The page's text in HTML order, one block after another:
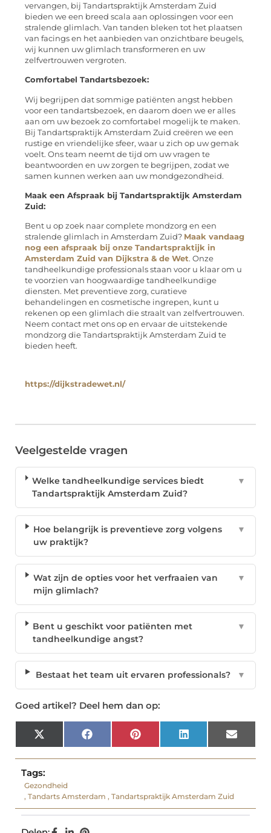
vervangen, bij Tandartspraktijk Amsterdam Zuid
bieden we een breed scala aan oplossingen voor een
stralende glimlach. Van tanden bleken tot het plaatsen
van facings en het aanbieden van onzichtbare beugels,
wij kunnen uw glimlach transformeren en uw
zelfvertrouwen vergroten.
Comfortabel Tandartsbezoek:
Wij begrijpen dat sommige patiënten angst hebben
voor een tandartsbezoek, en daarom doen we er alles
aan om uw bezoek zo comfortabel mogelijk te maken.
Bij Tandartspraktijk Amsterdam Zuid creëren we een
rustige en vriendelijke sfeer, waar u zich op uw gemak
voelt. Ons team neemt de tijd om uw vragen te
beantwoorden en uw zorgen te begrijpen, zodat we
samen kunnen werken aan uw mondgezondheid.
Maak een Afspraak bij Tandartspraktijk Amsterdam
Zuid:
Bent u op zoek naar complete mondzorg en een
stralende glimlach in Amsterdam Zuid? Maak vandaag
nog een afspraak bij onze Tandartspraktijk in
Amsterdam Zuid van Dijkstra & de Wet. Onze
tandheelkundige professionals staan voor u klaar om u
te voorzien van hoogwaardige tandheelkundige
diensten. Met preventieve zorg, curatieve
behandelingen en cosmetische ingrepen, kunt u
rekenen op een glimlach die straalt van zelfvertrouwen.
Neem contact met ons op en ervaar de uitstekende
mondzorg die Tandartspraktijk Amsterdam Zuid te
bieden heeft.
https://dijkstradewet.nl/
Veelgestelde vragen
Welke tandheelkundige services biedt
Tandartspraktijk Amsterdam Zuid?
▼
Hoe belangrijk is preventieve zorg volgens
uw praktijk?
▼
Wat zijn de opties voor het verfraaien van
mijn glimlach?
▼
Bent u geschikt voor patiënten met
tandheelkundige angst?
▼
Bestaat het team uit ervaren professionals? ▼
Goed artikel? Deel hem dan op:
X
(Twitter)
Facebook Pinterest LinkedIn Email
Tags:
Gezondheid
, Tandarts Amsterdam , Tandartspraktijk Amsterdam Zuid